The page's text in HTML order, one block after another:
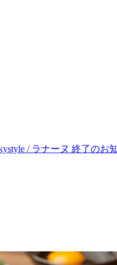
/ ラナーヌ 終了のお